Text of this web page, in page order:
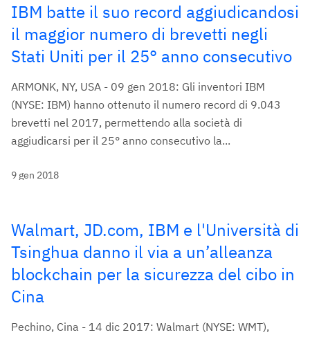
IBM batte il suo record aggiudicandosi
il maggior numero di brevetti negli
Stati Uniti per il 25° anno consecutivo
ARMONK, NY, USA - 09 gen 2018: Gli inventori IBM
(NYSE: IBM) hanno ottenuto il numero record di 9.043
brevetti nel 2017, permettendo alla società di
aggiudicarsi per il 25° anno consecutivo la...
9 gen 2018
Walmart, JD.com, IBM e l'Università di
Tsinghua danno il via a un’alleanza
blockchain per la sicurezza del cibo in
Cina
Pechino, Cina - 14 dic 2017: Walmart (NYSE: WMT),